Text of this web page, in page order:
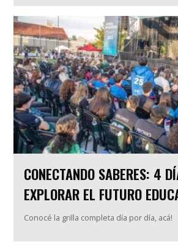
CONECTANDO SABERES: 4
EXPLORAR EL FUTURO
Conocé la grilla completa día por día, acá!